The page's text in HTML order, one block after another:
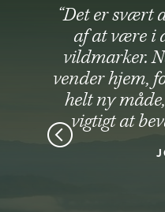
“Det er svært
af at være i
vildmarker.
vender hjem,
helt ny
vigtigt at